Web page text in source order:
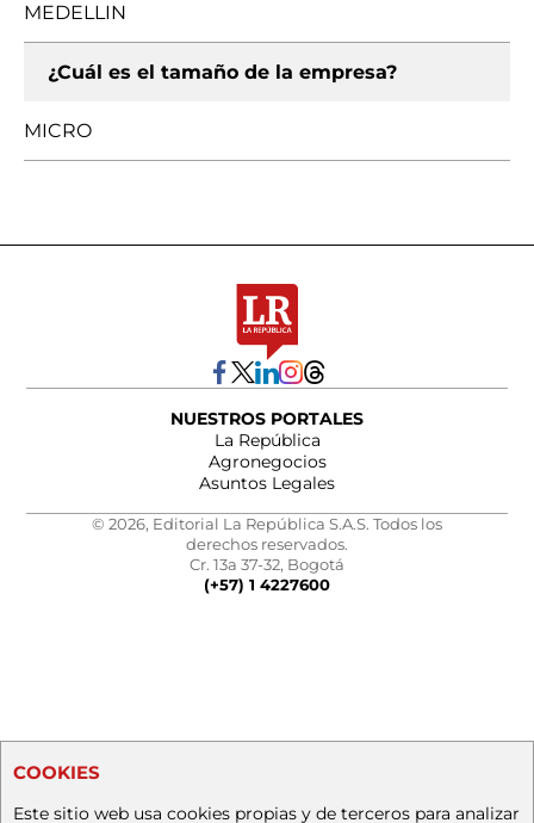
MEDELLIN
¿Cuál es el tamaño de la empresa?
MICRO
NUESTROS PORTALES
La República
Agronegocios
Asuntos Legales
© 2026, Editorial La República S.A.S. Todos los
derechos reservados.
Cr. 13a 37-32, Bogotá
(+57) 1 4227600
COOKIES
Este sitio web usa cookies propias y de terceros para analizar